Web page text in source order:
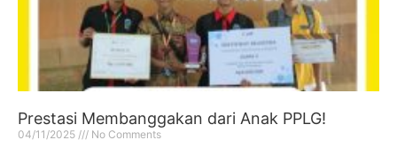
Prestasi Membanggakan dari Anak PPLG!
04/11/2025 No Comments